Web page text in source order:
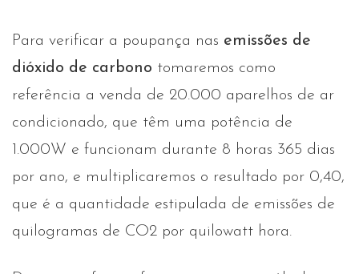
Para verificar a poupança nas emissões de
dióxido de carbono tomaremos como
referência a venda de 20.000 aparelhos de ar
condicionado, que têm uma potência de
1.000W e funcionam durante 8 horas 365 dias
por ano, e multiplicaremos o resultado por 0,40,
que é a quantidade estipulada de emissões de
quilogramas de CO2 por quilowatt hora.